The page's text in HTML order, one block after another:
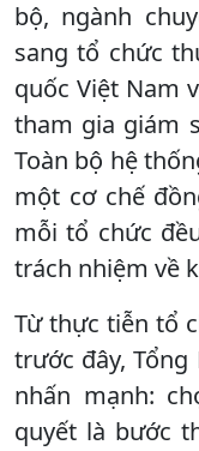
bộ, ngành
sang tổ chức
quốc Việt Nam
tham gia giám
Toàn bộ hệ
một cơ chế
mỗi tổ chức
trách nhiệm về
Từ thực tiễn tổ
trước đây, Tổng
nhấn mạnh:
quyết là bước